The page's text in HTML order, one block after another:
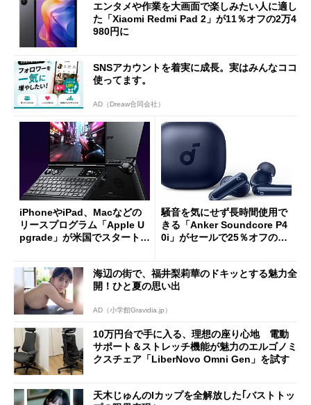
エンタメや作業を大画面で楽しみたい人に適し
た「Xiaomi Redmi Pad 2」が11％オフの2万4
980円に
SNSアカウントを着実に成長。実はみんなココ
使ってます。
AD（Dreaw合同会社）
iPhoneやiPad、Macなどの
リースプログラム「Apple U
pgrade」が米国でスタート／
ut」が明...
騒音を気にせず長時間使用で
きる「Anker Soundcore P4
0i」がセールで25％オフの59
海辺の街で、福井梨莉華のドキッとする魅力全
開！ひと夏の思い出
AD（小学館Gravidia.jp）
10万円台で手に入る、理想の座り心地 電動
サポート＆ストレッチ機能が魅力のエルゴノミ
クスチェア「LiberNovo Omni Gen」を試す
天木じゅんのIカップを全解放した｢バストトッ